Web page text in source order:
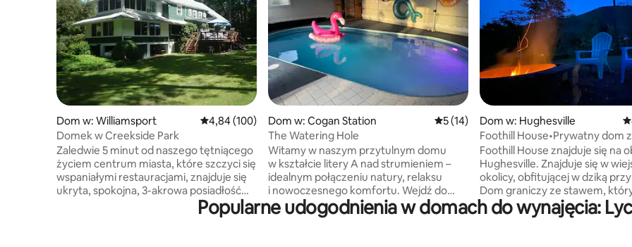
Dom w: Williamsport Średnia ocena: 4,84 na 5, liczba recenzji: 100
4,84 (100)
Domek w Creekside Park
Zaledwie 5 minut od naszego tętniącego
życiem centrum miasta, które szczyci się
wspaniałymi restauracjami, znajduje się
ukryta, spokojna, 3-akrowa posiadłość
nad strumieniem i dom o powierzchni
Dom w: Cogan Station Średnia ocena: 5 na 5, liczba recenzji: 14
5 (14)
The Watering Hole
Witamy w naszym przytulnym domu
w kształcie litery A nad strumieniem –
idealnym połączeniu natury, relaksu
i nowoczesnego komfortu. Wejdź do
środka i odpręż się w prywatnym,
podgrzewanym basenie i saunie, które są
Dom w: Hughesville
Foothill House•Prywatny dom
sypialniami •Hughesville
Foothill House znajduje się na
Hughesville. Znajduje się w
okolicy, obfitującej w dziką
Dom graniczy ze stawem,
niesamowity, aby po prostu
zrelaksować się obok. Central
Popularne udogodnienia w domach do wynajęcia: